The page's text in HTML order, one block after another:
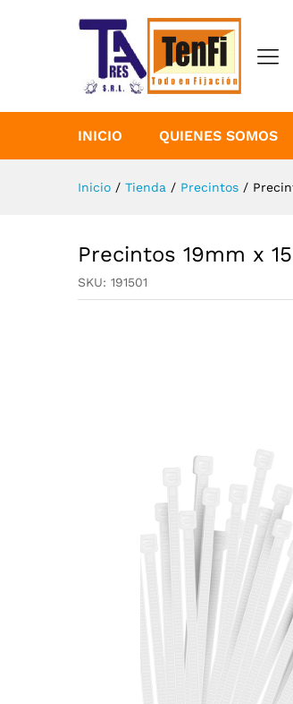
INICIO QUIENES SOMOS
Inicio / Tienda / Precintos /
Precintos 19mm x
SKU: 191501
Especificaciones